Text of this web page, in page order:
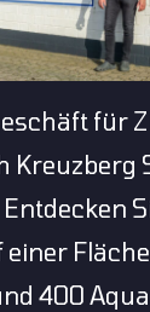
für
Kreuzberg
einer
400